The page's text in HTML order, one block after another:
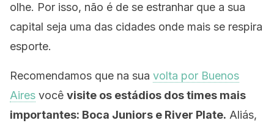
olhe. Por isso, não é de se estranhar que a sua
capital seja uma das cidades onde mais se respira
esporte.
Recomendamos que na sua volta por Buenos
Aires você visite os estádios dos times mais
importantes: Boca Juniors e River Plate. Aliás,